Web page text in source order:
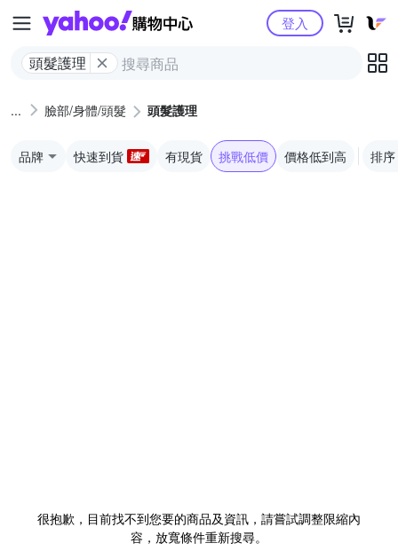
Yahoo購物中心
頭髮護理
登入
臉部/身體/頭髮 頭髮護理
品牌 快速到貨 有現貨 挑戰低價 價格低到高 排序
很抱歉，目前找不到您要的商品及資訊，請嘗試調整限縮內
容，放寬條件重新搜尋。